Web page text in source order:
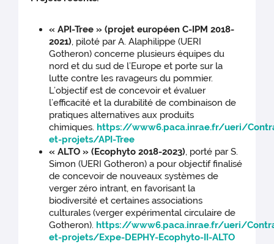
« API-Tree » (projet européen C-IPM 2018-
2021), piloté par A. Alaphilippe (UERI
Gotheron) concerne plusieurs équipes du
nord et du sud de l’Europe et porte sur la
lutte contre les ravageurs du pommier.
L’objectif est de concevoir et évaluer
l’efficacité et la durabilité de combinaison de
pratiques alternatives aux produits
chimiques. https://www6.paca.inrae.fr/ueri/
et-projets/API-Tree
« ALTO » (Ecophyto 2018-2023), porté par S.
Simon (UERI Gotheron) a pour objectif finalisé
de concevoir de nouveaux systèmes de
verger zéro intrant, en favorisant la
biodiversité et certaines associations
culturales (verger expérimental circulaire de
Gotheron). https://www6.paca.inrae.fr/ueri/
et-projets/Expe-DEPHY-Ecophyto-II-ALTO